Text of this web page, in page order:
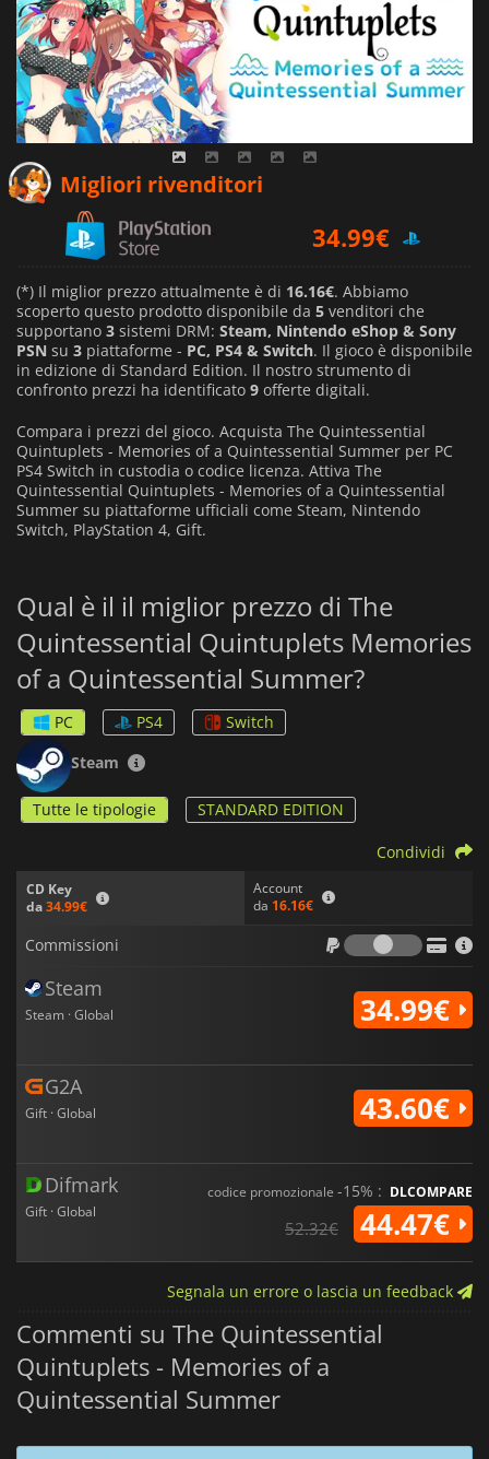
Migliori rivenditori
34.99€
43.60€
(*) Il miglior prezzo attualmente è di 16.16€. Abbiamo
scoperto questo prodotto disponibile da 5 venditori che
supportano 3 sistemi DRM: Steam, Nintendo eShop & Sony
PSN su 3 piattaforme - PC, PS4 & Switch. Il gioco è disponibile
in edizione di Standard Edition. Il nostro strumento di
confronto prezzi ha identificato 9 offerte digitali.
Compara i prezzi del gioco. Acquista The Quintessential
Quintuplets - Memories of a Quintessential Summer per PC
PS4 Switch in custodia o codice licenza. Attiva The
Quintessential Quintuplets - Memories of a Quintessential
Summer su piattaforme ufficiali come Steam, Nintendo
Switch, PlayStation 4, Gift.
Qual è il il miglior prezzo di The
Quintessential Quintuplets Memories
of a Quintessential Summer?
PC PS4
Switch
Steam
Tutte le tipologie STANDARD EDITION
CD Key
da34.99€
Account
da 16.16€
Condividi
Commissioni
Steam
Steam · Global 34.99€
G2A
Gift · Global 43.60€
Difmark
Gift · Global
codice promozionale -15% : DLCOMPARE
52.32€ 44.47€
Segnala un errore o lascia un feedback
Commenti su The Quintessential
Quintuplets - Memories of a
Quintessential Summer